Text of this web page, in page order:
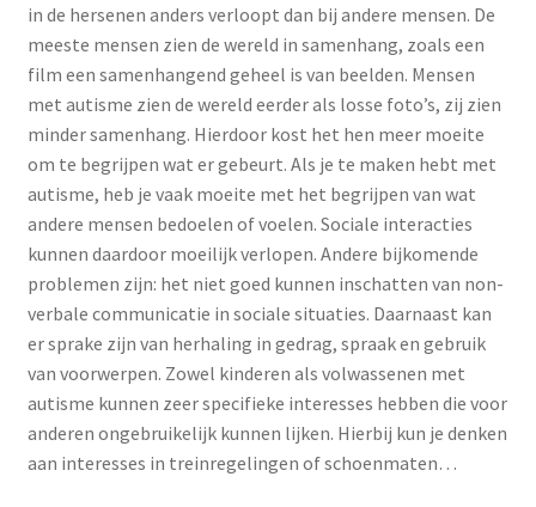
SCHOLEN
KOOPJES
BLOG
in de hersenen anders verloopt dan bij andere mensen. De
meeste mensen zien de wereld in samenhang, zoals een
film een samenhangend geheel is van beelden. Mensen
met autisme zien de wereld eerder als losse foto’s, zij zien
minder samenhang. Hierdoor kost het hen meer moeite
om te begrijpen wat er gebeurt. Als je te maken hebt met
autisme, heb je vaak moeite met het begrijpen van wat
andere mensen bedoelen of voelen. Sociale interacties
kunnen daardoor moeilijk verlopen. Andere bijkomende
problemen zijn: het niet goed kunnen inschatten van non-
verbale communicatie in sociale situaties. Daarnaast kan
er sprake zijn van herhaling in gedrag, spraak en gebruik
van voorwerpen. Zowel kinderen als volwassenen met
autisme kunnen zeer specifieke interesses hebben die voor
anderen ongebruikelijk kunnen lijken. Hierbij kun je denken
aan interesses in treinregelingen of schoenmaten…